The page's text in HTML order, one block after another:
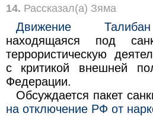
14. Рассказал(а) Зяма
Движение
находящаяся под
террористическую
с критикой внешней
Федерации.
Обсуждается пакет
на отключение РФ от